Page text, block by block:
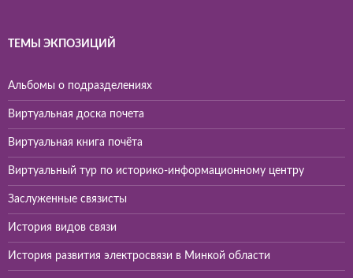
ТЕМЫ ЭКПОЗИЦИЙ
Альбомы о подразделениях
Виртуальная доска почета
Виртуальная книга почёта
Виртуальный тур по историко-информационному центру
Заслуженные связисты
История видов связи
История развития электросвязи в Минкой области